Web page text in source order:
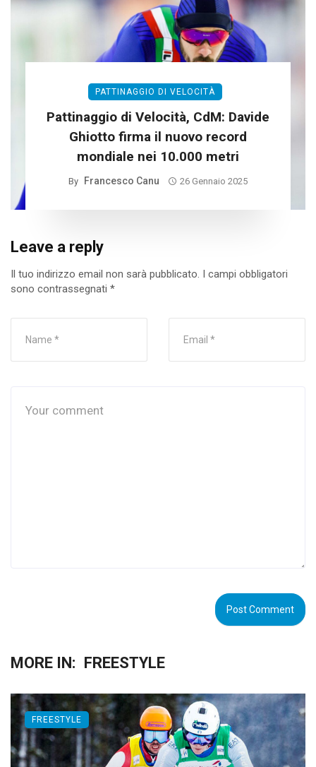
PATTINAGGIO DI VELOCITÀ
Pattinaggio di Velocità, CdM: Davide
Ghiotto firma il nuovo record
mondiale nei 10.000 metri
By Francesco Canu 26 Gennaio 2025
Leave a reply
Il tuo indirizzo email non sarà pubblicato. I campi obbligatori
sono contrassegnati *
MORE IN: FREESTYLE
FREESTYLE